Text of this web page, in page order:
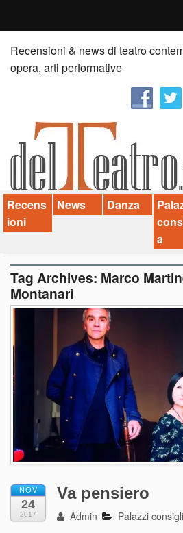
Home
Recensioni
News
Palazzi consiglia
Video
Chi siamo
Contatti
dT in English
Recensioni & news di teatro
opera, arti performative
Recens
ioni
News Danza
a
Tag Archives: Marco
Montanari
NOV
24
2017
Va pensiero
Admin Palazzi